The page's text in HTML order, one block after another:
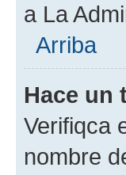
a La
Arriba
Hace un
Verifiqca
nombre